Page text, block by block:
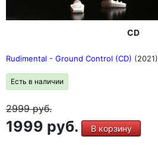
CD
Rudimental - Ground Control (CD) (2021)
Есть в наличии
2999руб.
1999 руб. В корзину